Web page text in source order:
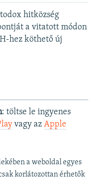
hitközség
a vitatott módon
hez köthető új
: töltse le ingyenes
vagy az Apple
a weboldal egyes
korlátozottan érhetők